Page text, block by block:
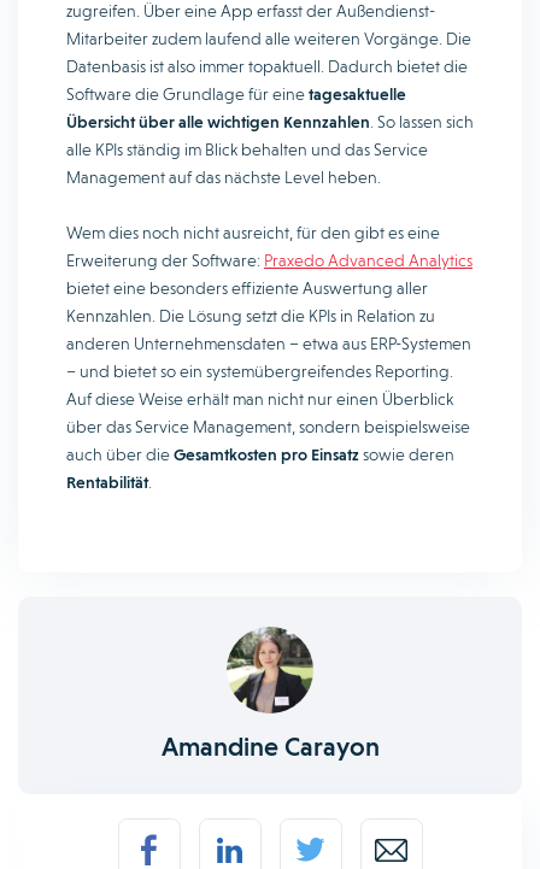
zugreifen. Über eine App erfasst der Außendienst-
Mitarbeiter zudem laufend alle weiteren Vorgänge. Die
Datenbasis ist also immer topaktuell. Dadurch bietet die
Software die Grundlage für einetagesaktuelle
Übersicht über alle wichtigen Kennzahlen . So lassen sich
alle KPIs ständig im Blick behalten und das Service
Management auf das nächste Level heben.
Wem dies noch nicht ausreicht, für den gibt es eine
Erweiterung der Software: Praxedo Advanced Analytics
bietet eine besonders effiziente Auswertung aller
Kennzahlen. Die Lösung setzt die KPIs in Relation zu
anderen Unternehmensdaten – etwa aus ERP-Systemen
– und bietet so ein systemübergreifendes Reporting.
Auf diese Weise erhält man nicht nur einen Überblick
über das Service Management, sondern beispielsweise
auch über dieGesamtkosten pro Einsatzsowie deren
Rentabilität.
Amandine Carayon